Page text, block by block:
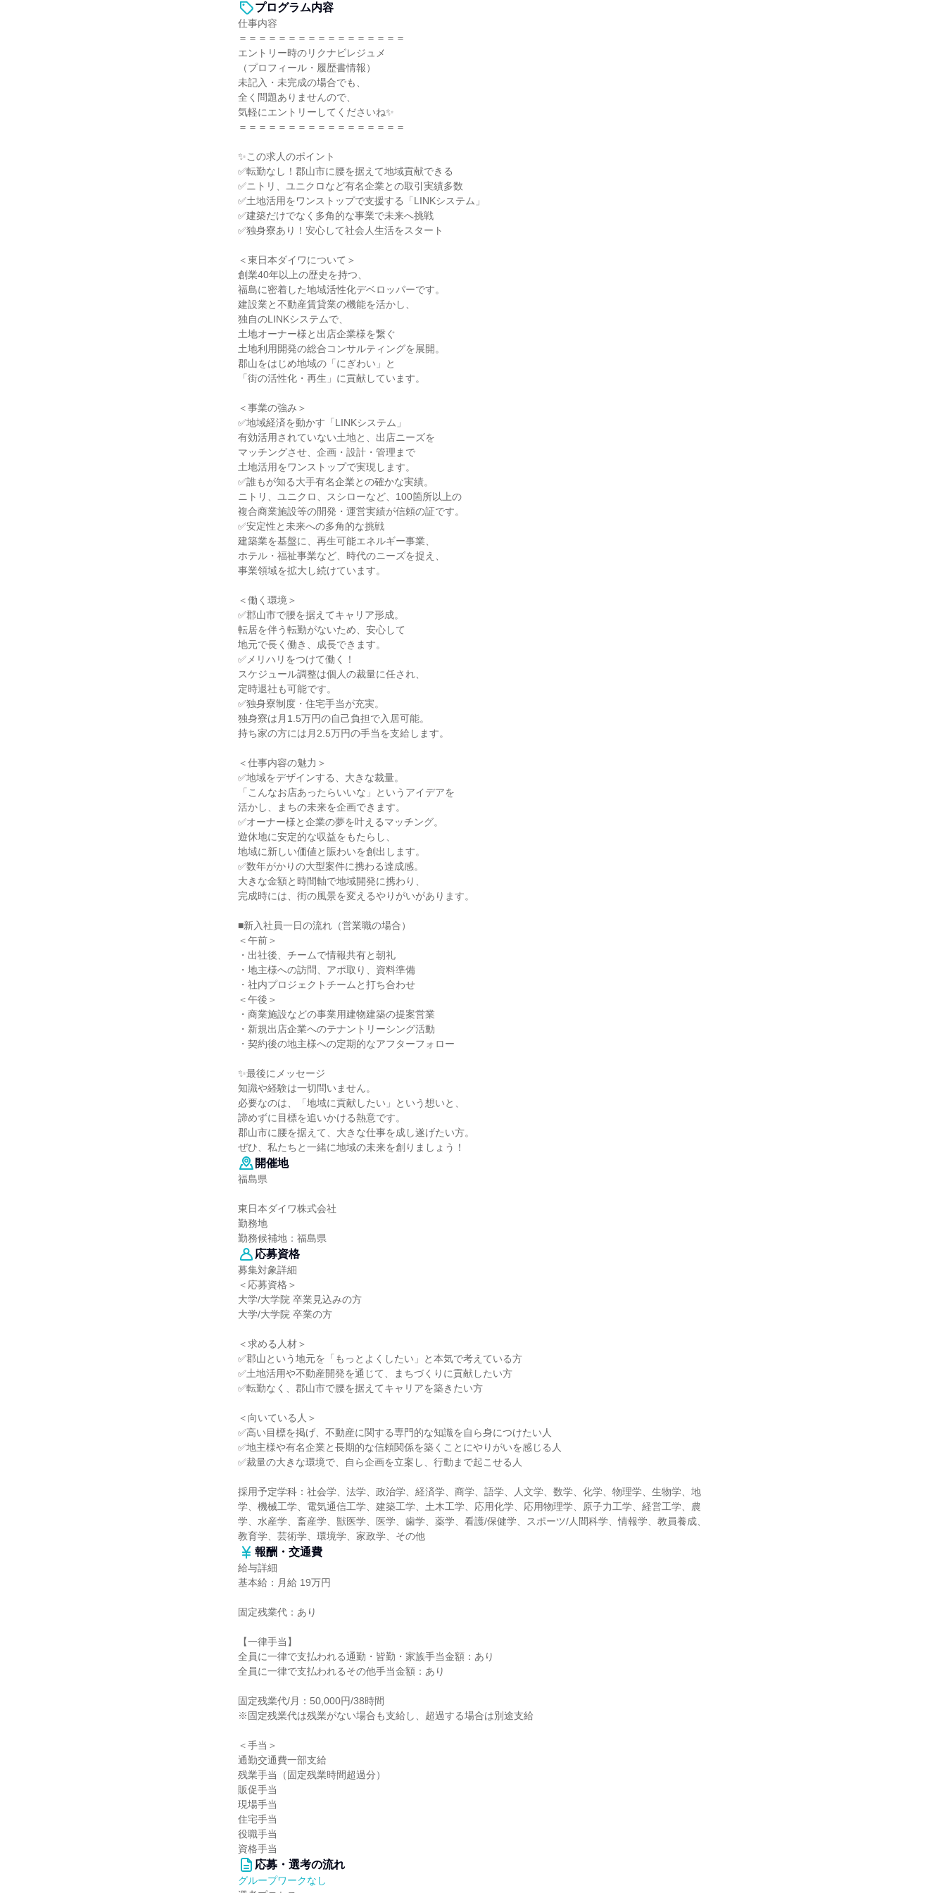
プログラム内容
仕事内容
＝＝＝＝＝＝＝＝＝＝＝＝＝＝＝＝＝
エントリー時のリクナビレジュメ
（プロフィール・履歴書情報）
未記入・未完成の場合でも、
全く問題ありませんので、
気軽にエントリーしてくださいね✨
＝＝＝＝＝＝＝＝＝＝＝＝＝＝＝＝＝
✨この求人のポイント
✅転勤なし！郡山市に腰を据えて地域貢献できる
✅ニトリ、ユニクロなど有名企業との取引実績多数
✅土地活用をワンストップで支援する「LINKシステム」
✅建築だけでなく多角的な事業で未来へ挑戦
✅独身寮あり！安心して社会人生活をスタート
＜東日本ダイワについて＞
創業40年以上の歴史を持つ、
福島に密着した地域活性化デベロッパーです。
建設業と不動産賃貸業の機能を活かし、
独自のLINKシステムで、
土地オーナー様と出店企業様を繋ぐ
土地利用開発の総合コンサルティングを展開。
郡山をはじめ地域の「にぎわい」と
「街の活性化・再生」に貢献しています。
＜事業の強み＞
✅地域経済を動かす「LINKシステム」
有効活用されていない土地と、出店ニーズを
マッチングさせ、企画・設計・管理まで
土地活用をワンストップで実現します。
✅誰もが知る大手有名企業との確かな実績。
ニトリ、ユニクロ、スシローなど、100箇所以上の
複合商業施設等の開発・運営実績が信頼の証です。
✅安定性と未来への多角的な挑戦
建築業を基盤に、再生可能エネルギー事業、
ホテル・福祉事業など、時代のニーズを捉え、
事業領域を拡大し続けています。
＜働く環境＞
✅郡山市で腰を据えてキャリア形成。
転居を伴う転勤がないため、安心して
地元で長く働き、成長できます。
✅メリハリをつけて働く！
スケジュール調整は個人の裁量に任され、
定時退社も可能です。
✅独身寮制度・住宅手当が充実。
独身寮は月1.5万円の自己負担で入居可能。
持ち家の方には月2.5万円の手当を支給します。
＜仕事内容の魅力＞
✅地域をデザインする、大きな裁量。
「こんなお店あったらいいな」というアイデアを
活かし、まちの未来を企画できます。
✅オーナー様と企業の夢を叶えるマッチング。
遊休地に安定的な収益をもたらし、
地域に新しい価値と賑わいを創出します。
✅数年がかりの大型案件に携わる達成感。
大きな金額と時間軸で地域開発に携わり、
完成時には、街の風景を変えるやりがいがあります。
■新入社員一日の流れ（営業職の場合）
＜午前＞
・出社後、チームで情報共有と朝礼
・地主様への訪問、アポ取り、資料準備
・社内プロジェクトチームと打ち合わせ
＜午後＞
・商業施設などの事業用建物建築の提案営業
・新規出店企業へのテナントリーシング活動
・契約後の地主様への定期的なアフターフォロー
✨最後にメッセージ
知識や経験は一切問いません。
必要なのは、「地域に貢献したい」という想いと、
諦めずに目標を追いかける熱意です。
郡山市に腰を据えて、大きな仕事を成し遂げたい方。
ぜひ、私たちと一緒に地域の未来を創りましょう！
開催地
福島県
東日本ダイワ株式会社
勤務地
勤務候補地：福島県
応募資格
募集対象詳細
＜応募資格＞
大学/大学院 卒業見込みの方
大学/大学院 卒業の方
＜求める人材＞
✅郡山という地元を「もっとよくしたい」と本気で考えている方
✅土地活用や不動産開発を通じて、まちづくりに貢献したい方
✅転勤なく、郡山市で腰を据えてキャリアを築きたい方
＜向いている人＞
✅高い目標を掲げ、不動産に関する専門的な知識を自ら身につけたい人
✅地主様や有名企業と長期的な信頼関係を築くことにやりがいを感じる人
✅裁量の大きな環境で、自ら企画を立案し、行動まで起こせる人
採用予定学科：社会学、法学、政治学、経済学、商学、語学、人文学、数学、化学、物理学、生物学、地
学、機械工学、電気通信工学、建築工学、土木工学、応用化学、応用物理学、原子力工学、経営工学、農
学、水産学、畜産学、獣医学、医学、歯学、薬学、看護/保健学、スポーツ/人間科学、情報学、教員養成、
教育学、芸術学、環境学、家政学、その他
報酬・交通費
給与詳細
基本給：月給 19万円
固定残業代：あり
【一律手当】
全員に一律で支払われる通勤・皆勤・家族手当金額：あり
全員に一律で支払われるその他手当金額：あり
固定残業代/月：50,000円/38時間
※固定残業代は残業がない場合も支給し、超過する場合は別途支給
＜手当＞
通勤交通費一部支給
残業手当（固定残業時間超過分）
販促手当
現場手当
住宅手当
役職手当
資格手当
応募・選考の流れ
グループワークなし